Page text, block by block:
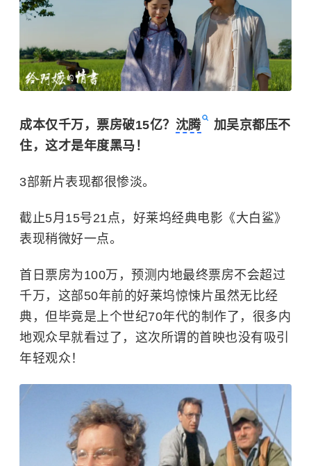
成本仅千万，票房破15亿？ 沈腾
加吴京都压不
住，这才是年度黑马！
3部新片表现都很惨淡。
截止5月15号21点，好莱坞经典电影《大白鲨》
表现稍微好一点。
首日票房为100万，预测内地最终票房不会超过
千万，这部50年前的好莱坞惊悚片虽然无比经
典，但毕竟是上个世纪70年代的制作了，很多内
地观众早就看过了，这次所谓的首映也没有吸引
年轻观众！